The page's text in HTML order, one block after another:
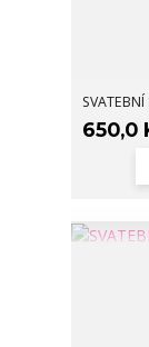
650,0